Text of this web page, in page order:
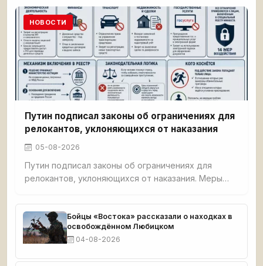
НОВОСТИ
Путин подписал законы об ограничениях для
релокантов, уклоняющихся от наказания
05-08-2026
Путин подписал законы об ограничениях для
релокантов, уклоняющихся от наказания. Меры
заморозку средств, ограничения на транспорт и
госуслуги. Реестр ведёт Минюст, касается только
скрывающихся от уголовного преследования.
Бойцы «Востока» рассказали о находках в
освобождённом Любицком
04-08-2026